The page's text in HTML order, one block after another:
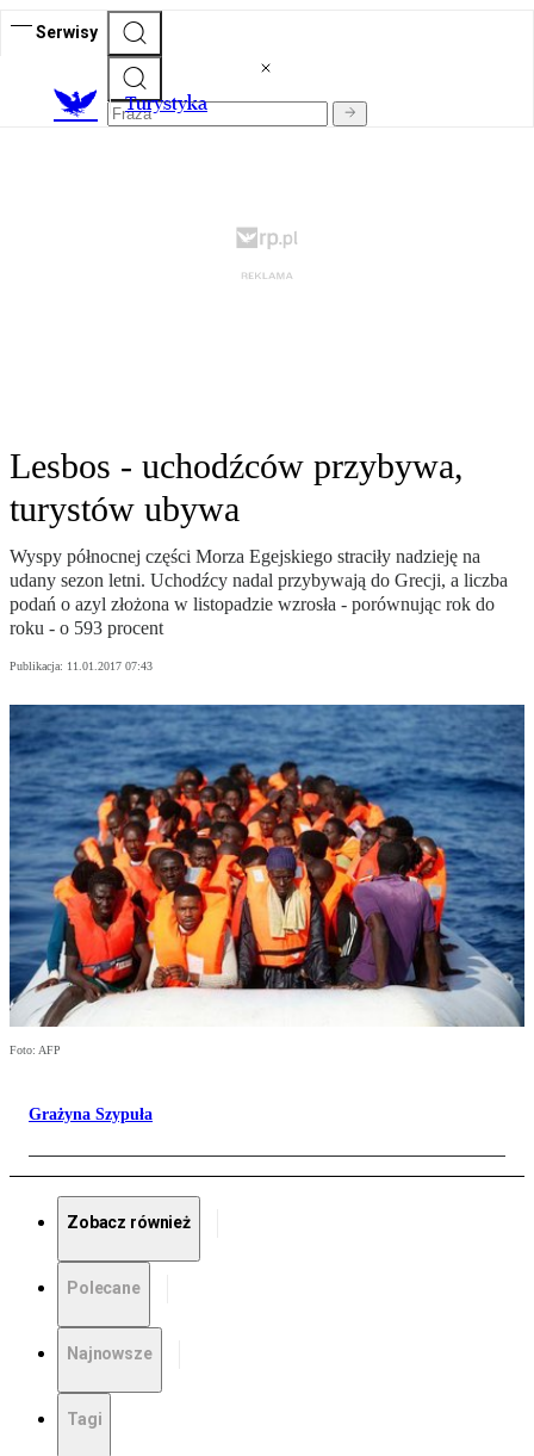
Serwisy
Turystyka
Lesbos - uchodźców przybywa,
turystów ubywa
Wyspy północnej części Morza Egejskiego straciły nadzieję na
udany sezon letni. Uchodźcy nadal przybywają do Grecji, a liczba
podań o azyl złożona w listopadzie wzrosła - porównując rok do
roku - o 593 procent
Publikacja: 11.01.2017 07:43
Foto: AFP
Grażyna Szypuła
Zobacz również
Polecane
Najnowsze
Tagi